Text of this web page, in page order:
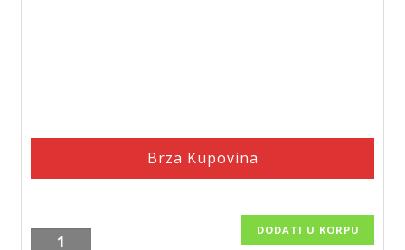
Brza Kupovina
Slavina
DODATI U KORPU